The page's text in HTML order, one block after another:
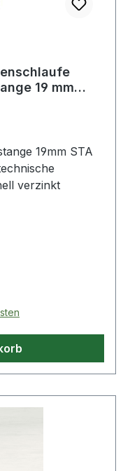
19 mm
19mm STA
verzinkt